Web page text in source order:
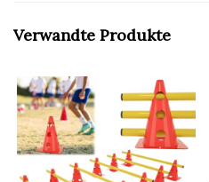
Verwandte Produkte